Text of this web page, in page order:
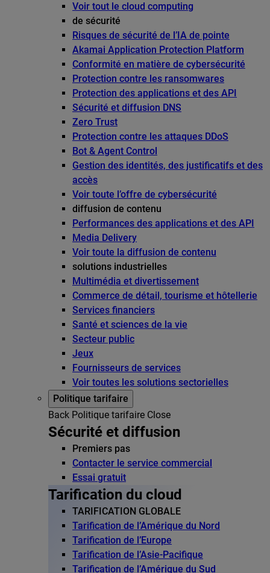
Voir tout le cloud computing
de sécurité
Risques de sécurité de l’IA de pointe
Akamai Application Protection Platform
Conformité en matière de cybersécurité
Protection contre les ransomwares
Protection des applications et des API
Sécurité et diffusion DNS
Zero Trust
Protection contre les attaques DDoS
Bot & Agent Control
Gestion des identités, des justificatifs et des
accès
Voir toute l’offre de cybersécurité
diffusion de contenu
Performances des applications et des API
Media Delivery
Voir toute la diffusion de contenu
solutions industrielles
Multimédia et divertissement
Commerce de détail, tourisme et hôtellerie
Services financiers
Santé et sciences de la vie
Secteur public
Jeux
Fournisseurs de services
Voir toutes les solutions sectorielles
Politique tarifaire
Back Politique tarifaire Close
Sécurité et diffusion
Premiers pas
Contacter le service commercial
Essai gratuit
Tarification du cloud
TARIFICATION GLOBALE
Tarification de l’Amérique du Nord
Tarification de l’Europe
Tarification de l’Asie-Pacifique
Tarification de l’Amérique du Sud